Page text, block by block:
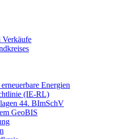
Verkäufe
Energien
(IE-RL)
44. BImSchV
GeoBIS